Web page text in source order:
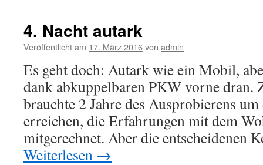
4. Nacht autark
Veröffentlicht am 17. März 2016von admin
Es geht doch: Autark wie ein Mobil,
dank abkuppelbaren PKW vorne dran.
brauchte 2 Jahre des Ausprobierens
erreichen, die Erfahrungen mit dem
mitgerechnet. Aber die entscheidenen
Weiterlesen →